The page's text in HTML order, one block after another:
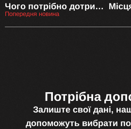
Попередня новина
Чого потрібно дотримуватися і чого не можна робити в Румунії
Потрібна
Залиште свої дані,
допоможуть вибрати